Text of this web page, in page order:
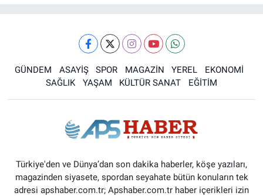
GÜNDEM ASAYİŞ SPOR MAGAZİN YEREL
EKONOMİ
SAĞLIK
YAŞAM KÜLTÜR SANAT EĞİTİM
Türkiye'den ve Dünya’dan son dakika haberler, köşe yazıları,
magazinden siyasete, spordan seyahate bütün konuların tek
adresi apshaber.com.tr; Apshaber.com.tr haber içerikleri izin